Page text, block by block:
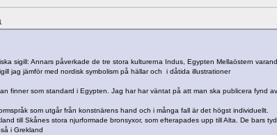
sigill: Annars påverkade de tre stora kulturerna Indus, Egypten Mellaöstern
jag jämför med nordisk symbolism på hällar och i dåtida illustrationer
finner som standard i Egypten. Jag har har väntat på att man ska publicera fynd
som utgår från konstnärens hand och i många fall är det högst individuellt.
till Skånes stora njurformade bronsyxor, som efterapades upp till Alta. De bars
i Grekland